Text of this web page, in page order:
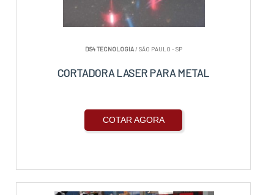
DS4 TECNOLOGIA/ SÃO PAULO - SP
CORTADORA LASER PARA METAL
COTAR AGORA